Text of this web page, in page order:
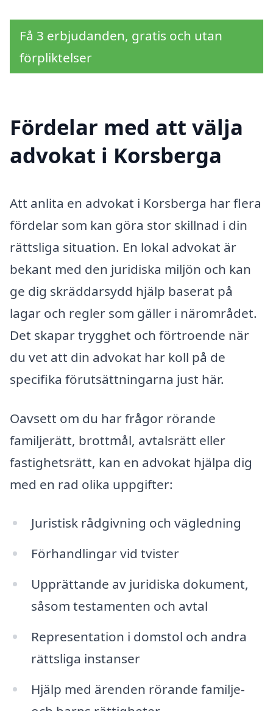
Få 3 erbjudanden, gratis och utan
förpliktelser
Fördelar med att välja
advokat i Korsberga
Att anlita en advokat i Korsberga har flera
fördelar som kan göra stor skillnad i din
rättsliga situation. En lokal advokat är
bekant med den juridiska miljön och kan
ge dig skräddarsydd hjälp baserat på
lagar och regler som gäller i närområdet.
Det skapar trygghet och förtroende när
du vet att din advokat har koll på de
specifika förutsättningarna just här.
Oavsett om du har frågor rörande
familjerätt, brottmål, avtalsrätt eller
fastighetsrätt, kan en advokat hjälpa dig
med en rad olika uppgifter:
Juristisk rådgivning och vägledning
Förhandlingar vid tvister
Upprättande av juridiska dokument,
såsom testamenten och avtal
Representation i domstol och andra
rättsliga instanser
Hjälp med ärenden rörande familje-